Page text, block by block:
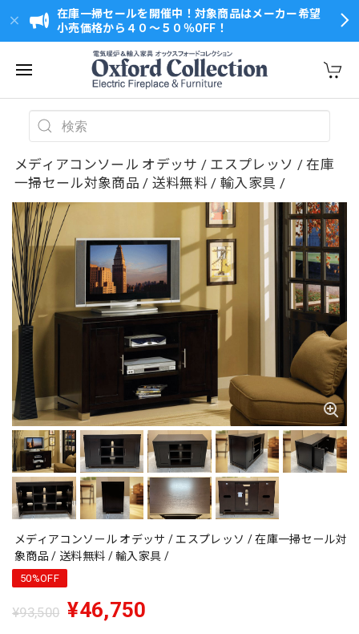
在庫一掃セールを開催中！対象商品はメーカー希望
小売価格から４０～５０％OFF！
メディアコンソール オデッサ / エスプレッソ / 在庫
一掃セール対象商品 / 送料無料 / 輸入家具 /
メディアコンソール オデッサ / エスプレッソ / 在庫一掃セール対
象商品 / 送料無料 / 輸入家具 /
50%OFF
¥93,500 ¥46,750